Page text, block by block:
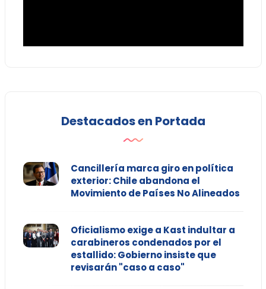
Destacados en Portada
Cancillería marca giro en política
exterior: Chile abandona el
Movimiento de Países No Alineados
Oficialismo exige a Kast indultar a
carabineros condenados por el
estallido: Gobierno insiste que
revisarán "caso a caso"